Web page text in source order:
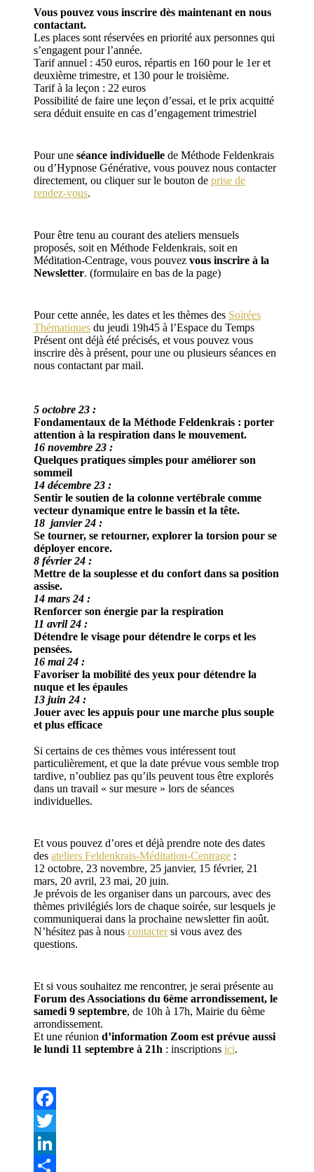
Vous pouvez vous inscrire dès maintenant en nous
contactant.
Les places sont réservées en priorité aux personnes qui
s’engagent pour l’année.
Tarif annuel : 450 euros, répartis en 160 pour le 1er et
deuxième trimestre, et 130 pour le troisième.
Tarif à la leçon : 22 euros
Possibilité de faire une leçon d’essai, et le prix acquitté
sera déduit ensuite en cas d’engagement trimestriel
Pour une séance individuelle de Méthode Feldenkrais
ou d’Hypnose Générative, vous pouvez nous contacter
directement, ou cliquer sur le bouton de prise de
rendez-vous.
Pour être tenu au courant des ateliers mensuels
proposés, soit en Méthode Feldenkrais, soit en
Méditation-Centrage, vous pouvez vous inscrire à la
Newsletter. (formulaire en bas de la page)
Pour cette année, les dates et les thèmes des Soirées
Thématiques du jeudi 19h45 à l’Espace du Temps
Présent ont déjà été précisés, et vous pouvez vous
inscrire dès à présent, pour une ou plusieurs séances en
nous contactant par mail.
5 octobre 23 :
Fondamentaux de la Méthode Feldenkrais : porter
attention à la respiration dans le mouvement.
16 novembre 23 :
Quelques pratiques simples pour améliorer son
sommeil
14 décembre 23 :
Sentir le soutien de la colonne vertébrale comme
vecteur dynamique entre le bassin et la tête.
18 janvier 24 :
Se tourner, se retourner, explorer la torsion pour se
déployer encore.
8 février 24 :
Mettre de la souplesse et du confort dans sa position
assise.
14 mars 24 :
Renforcer son énergie par la respiration
11 avril 24 :
Détendre le visage pour détendre le corps et les
pensées.
16 mai 24 :
Favoriser la mobilité des yeux pour détendre la
nuque et les épaules
13 juin 24 :
Jouer avec les appuis pour une marche plus souple
et plus efficace
Si certains de ces thèmes vous intéressent tout
particulièrement, et que la date prévue vous semble trop
tardive, n’oubliez pas qu’ils peuvent tous être explorés
dans un travail « sur mesure » lors de séances
individuelles.
Et vous pouvez d’ores et déjà prendre note des dates
des ateliers Feldenkrais-Méditation-Centrage :
12 octobre, 23 novembre, 25 janvier, 15 février, 21
mars, 20 avril, 23 mai, 20 juin.
Je prévois de les organiser dans un parcours, avec des
thèmes privilégiés lors de chaque soirée, sur lesquels je
communiquerai dans la prochaine newsletter fin août.
N’hésitez pas à nous contactersi vous avez des
questions.
Et si vous souhaitez me rencontrer, je serai présente au
Forum des Associations du 6ème arrondissement, le
samedi 9 septembre, de 10h à 17h, Mairie du 6ème
arrondissement.
Et une réunion d’information Zoom est prévue aussi
le lundi 11 septembre à 21h : inscriptions ici.
Facebook
Twitter
LinkedIn